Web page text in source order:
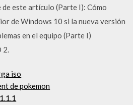
este artículo (Parte I): Cómo
de Windows 10 si la nueva versión
en el equipo (Parte I)
iso
de pokemon